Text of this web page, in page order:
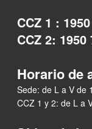
CCZ 1 :
CCZ 2: 1950
Horario de
Sede: de L a V de
CCZ 1 y 2: de L a